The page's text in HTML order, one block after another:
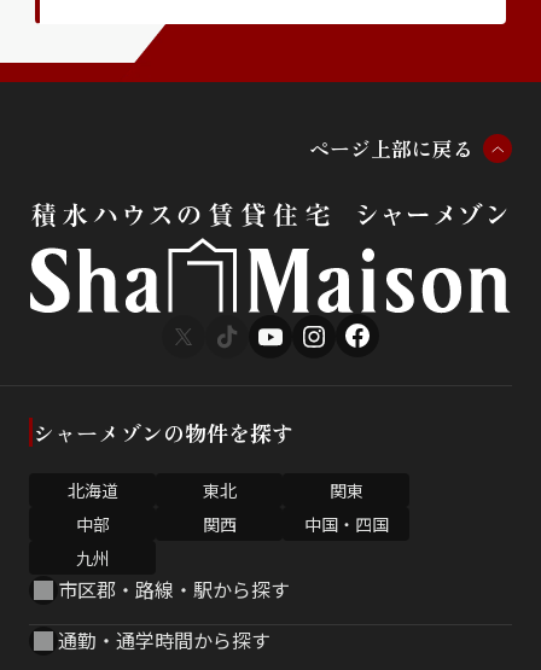
ページ 上部に戻る
シャーメゾンの物件を探す
北海道 東北
関東
中部
関西
中国・四国
九州
市区郡・路線・駅から探す
通勤・通学時間から探す